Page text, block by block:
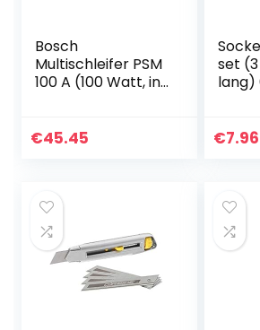
Bosch
Multischleifer PSM
100 A (100 Watt, in
€45.45
set
lang)
€7.96